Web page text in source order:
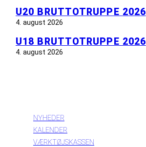
U20 BRUTTOTRUPPE 2026
4. august 2026
U18 BRUTTOTRUPPE 2026
4. august 2026
NYHEDER
KALENDER
VÆRKTØJSKASSEN